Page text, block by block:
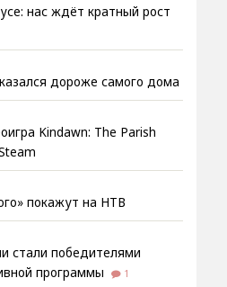
нас ждёт кратный рост
дороже самого дома
Kindawn: The Parish
покажут на НТВ
стали победителями
программы
1